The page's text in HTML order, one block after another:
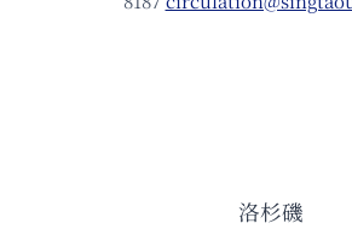
洛杉磯